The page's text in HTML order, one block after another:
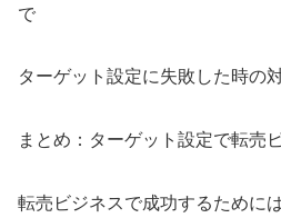
で
ターゲット設定に失敗した時の
まとめ：ターゲット設定で転売
転売ビジネスで成功するために